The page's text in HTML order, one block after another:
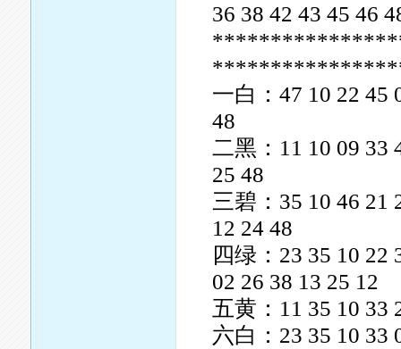
36 38 42 43 45 46
一白：47 10 22 45
48
二黑：11 10 09 33
25 48
三碧：35 10 46 21
12 24 48
四绿：23 35 10 22
02 26 38 13 25 12
五黄：11 35 10 33
六白：23 35 10 33